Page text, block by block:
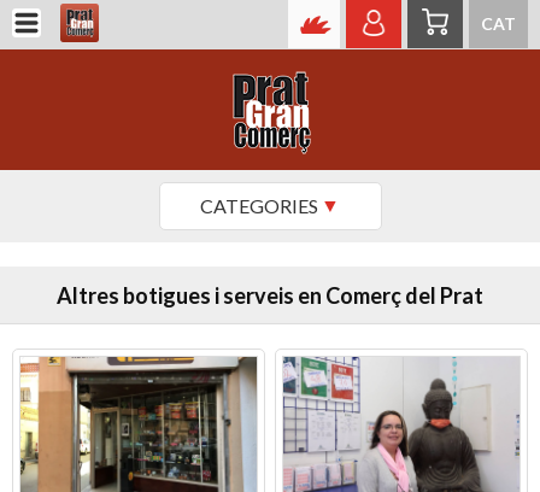
CAT
CATEGORIES
Altres botigues i serveis en Comerç del Prat